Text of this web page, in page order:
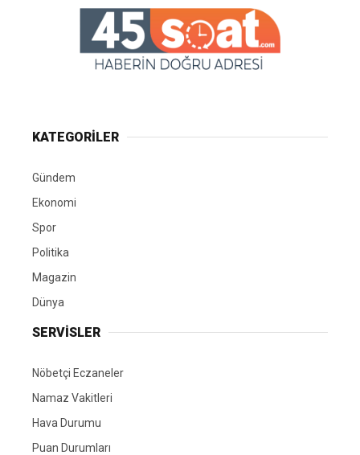
KATEGORİLER
Gündem
Ekonomi
Spor
Politika
Magazin
Dünya
SERVİSLER
Nöbetçi Eczaneler
Namaz Vakitleri
Hava Durumu
Puan Durumları